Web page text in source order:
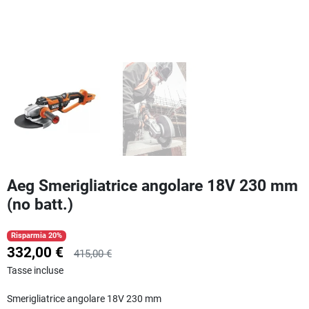
Aeg Smerigliatrice angolare 18V 230 mm
(no batt.)
Risparmia 20%
332,00 € 415,00 €
Tasse incluse
Smerigliatrice angolare 18V 230 mm